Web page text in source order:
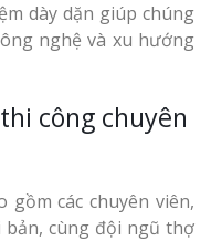
dày dặn giúp chúng
nghệ và xu hướng
công chuyên
các chuyên viên,
cùng đội ngũ thợ